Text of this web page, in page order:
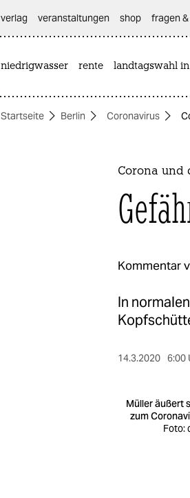
themen
verlag
veranstaltungen shop fragen
niedrigwasser rente landtagswahl
Startseite Berlin Coronavirus
Corona und
Kommentar
In
14.3.2020 6:00
Müller äußert
zum
Foto: